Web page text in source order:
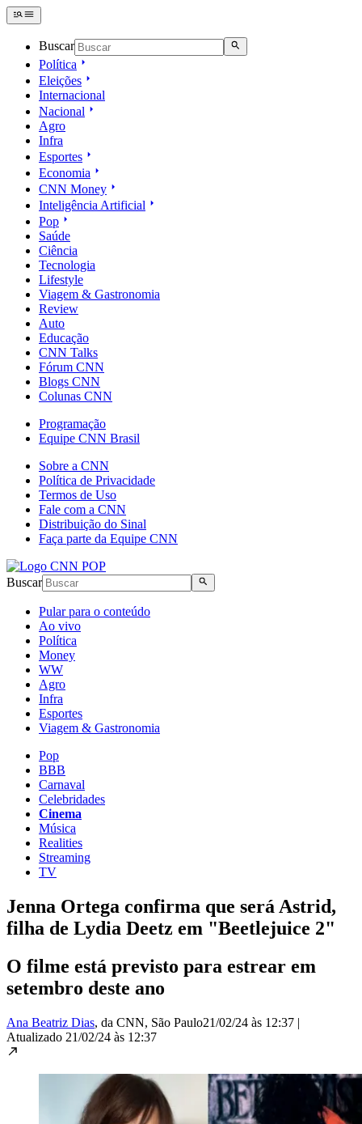
Buscar
Política
Eleições
Internacional
Nacional
Agro
Infra
Esportes
Economia
CNN Money
Inteligência Artificial
Pop
Saúde
Ciência
Tecnologia
Lifestyle
Viagem & Gastronomia
Review
Auto
Educação
CNN Talks
Fórum CNN
Blogs CNN
Colunas CNN
Programação
Equipe CNN Brasil
Sobre a CNN
Política de Privacidade
Termos de Uso
Fale com a CNN
Distribuição do Sinal
Faça parte da Equipe CNN
Buscar
Pular para o conteúdo
Ao vivo
Política
Money
WW
Agro
Infra
Esportes
Viagem & Gastronomia
Pop
BBB
Carnaval
Celebridades
Cinema
Música
Realities
Streaming
TV
Jenna Ortega confirma que será Astrid,
filha de Lydia Deetz em "Beetlejuice 2"
O filme está previsto para estrear em
setembro deste ano
Ana Beatriz Dias, da CNN, São Paulo21/02/24 às 12:37 |
Atualizado 21/02/24 às 12:37